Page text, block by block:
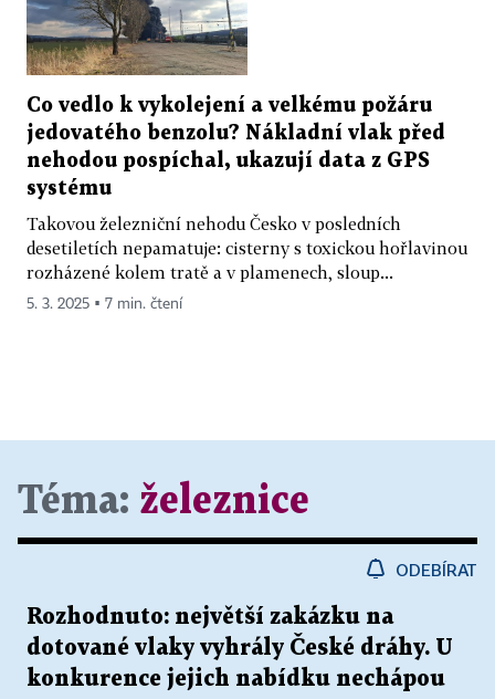
Co vedlo k vykolejení a velkému požáru
jedovatého benzolu? Nákladní vlak před
nehodou pospíchal, ukazují data z GPS
systému
Takovou železniční nehodu Česko v posledních
desetiletích nepamatuje: cisterny s toxickou hořlavinou
rozházené kolem tratě a v plamenech, sloup...
5. 3. 2025 ▪ 7 min. čtení
Téma: železnice
ODEBÍRAT
Rozhodnuto: největší zakázku na
dotované vlaky vyhrály České dráhy. U
konkurence jejich nabídku nechápou